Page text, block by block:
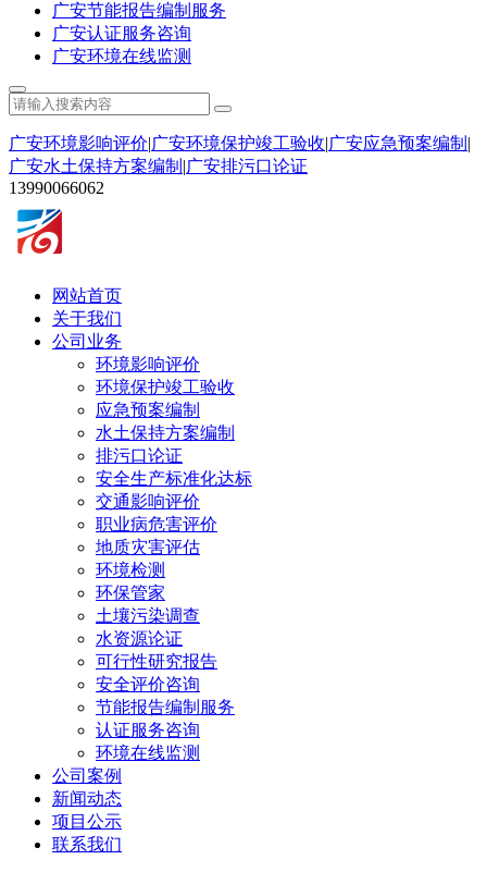
广安节能报告编制服务
广安认证服务咨询
广安环境在线监测
广安环境影响评价|广安环境保护竣工验收|广安应急预案编制 |
广安水土保持方案编制 |广安排污口论证
13990066062
网站首页
关于我们
公司业务
环境影响评价
环境保护竣工验收
应急预案编制
水土保持方案编制
排污口论证
安全生产标准化达标
交通影响评价
职业病危害评价
地质灾害评估
环境检测
环保管家
土壤污染调查
水资源论证
可行性研究报告
安全评价咨询
节能报告编制服务
认证服务咨询
环境在线监测
公司案例
新闻动态
项目公示
联系我们